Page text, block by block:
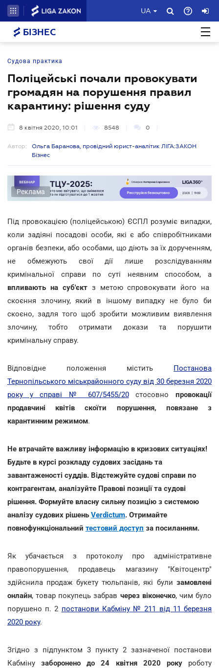
UA
БІЗНЕС
Судова практика
Поліцейські почали провокувати
громадян на порушення правил
карантину: рішення суду
8 квітня 2020, 10:01 8548 0
Автор:
Ольга Баранова, провідний юрист-аналітик ЛІГА:ЗАКОН
Бізнес
Реклама
Під провокацією (поліцейською) ЄСПЛ розуміє випадки,
коли задіяні посадові особи, які є або співробітниками
органів безпеки, або особами, що діють за їх дорученням,
не обмежують свої дії лише розслідуванням
кримінальної справи по суті неявним способом, а
впливають на суб'єктз метою спровокувати його на
скоєння злочину, який в іншому випадку не було би
скоєно, задля того щоб зробити можливим виявлення
злочину, тобто отримати докази та порушити
кримінальну справу.
Відповідне положення містить Постанова
Тернопільського міськрайонного суду від 30 березня 2020
року у справі № 607/5455/20стосовнопровокації
продавчині квітів скоїти порушення, повязане з
карантинним режимом.
Не втрачайте важливу інформацію в кризових ситуаціях!
Будьте в курсі розкладу судових засідань та
завантаженості суддів. Відстежуйте судові справи по
контрагентам, аналізуйте Правові позиції та судові
рішення. Формуйте власну сильну позицію з системою
аналізу судових рішень Verdictum. Отримайте
повнофункціональний тестовий доступ за посиланням.
Як убачається з протоколу про адміністративне
правопорушення, продавець магазину "Квітоцентр"
здійснила продаж букету тюльпанів, які були замовлені
онлайн, товар покупець забрав через віконечко, чим було
порушено п. 2 постанови Кабміну № 211 від 11 березня
2020 року.
Згідно з підпунктом 3 пункту 2 зазначеної постанови
Кабмінузаборонено до 24 квітня 2020 року роботу